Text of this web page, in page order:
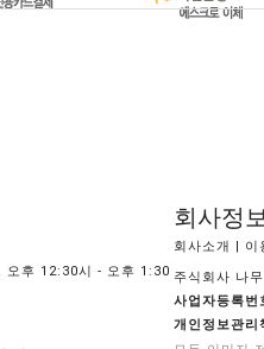
오후 12:30시 - 오후 1:30
회사정보
회사소개 이
주식회사 나
사업자등록번
개인정보관리